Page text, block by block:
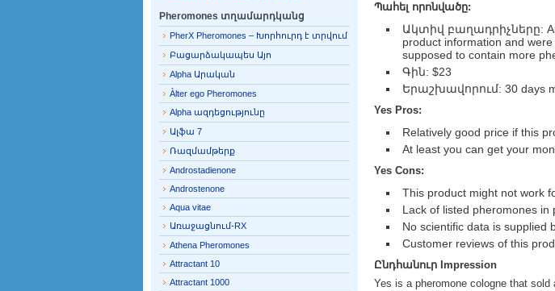
Պահել որոնվածը:
Ակտիվ բաղադրիչները:
product information and
supposed to contain more
Գին: $23
Երաշխավորում: 30 days
Yes Pros:
Relatively good price if this
At least you can get your
Yes Cons:
This product might not work
Lack of listed pheromones
No scientific data is supplied
Customer reviews of this
Ընդհանուր Impression
Yes is a pheromone cologne that
Pheromones տղամարդկանց
PherX Pheromones – Խորհուրդ է տրվում
Բացարձակապես Այո
Alpha Արական
Àlter ego Pheromones
Alpha ազդեցությունը
Ալֆա 7
Ռազմամթերք
Androstadienone
Androstenone
Aqua vitae
Առաջացնում-RX
Athena Pheromones
Attractant 10
Attractant 1000